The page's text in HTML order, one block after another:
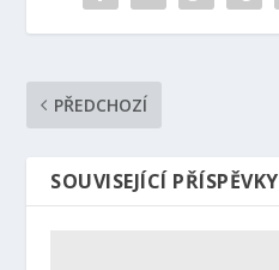
PŘEDCHOZÍ
SOUVISEJÍCÍ PŘÍSPĚVKY